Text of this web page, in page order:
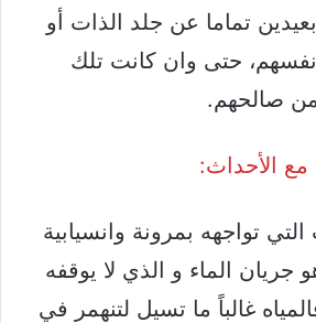
بعيدين تماما عن جلد الذات أو
حتى وان كانت تلك
صالحهم.
تواجهه بمرونة وانسيابية
جريان الماء و الذي لا يوقفه
غالباً ما تسيل لتنهمر في